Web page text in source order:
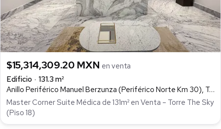
$15,314,309.20 MXN en venta
Edificio
131.3 m²
Anillo Periférico Manuel Berzunza (Periférico Norte Km 30), Temozón Norte, Mérida
Master Corner Suite Médica de 131m² en Venta – Torre The Sky
(Piso 18)